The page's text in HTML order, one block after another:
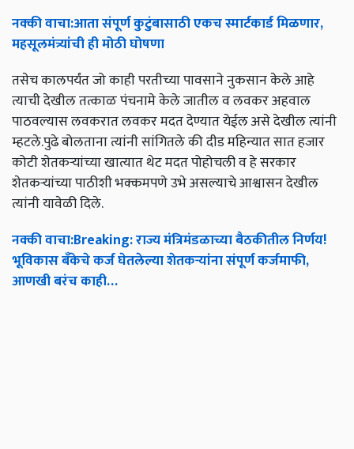
नक्कीवाचा:आतासंपूर्णकुटुंबासाठीएकचस्मार्टकार्डमिळणार,
महसूलमंत्र्यांचीहीमोठीघोषणा
तसेच कालपर्यंत जो काही परतीच्या पावसाने नुकसान केले आहे
त्याची देखील तत्काळ पंचनामे केले जातील व लवकर अहवाल
पाठवल्यास लवकरात लवकर मदत देण्यात येईल असे देखील त्यांनी
म्हटले.पुढे बोलताना त्यांनी सांगितले की दीड महिन्यात सात हजार
कोटी शेतकऱ्यांच्या खात्यात थेट मदत पोहोचली व हे सरकार
शेतकऱ्यांच्या पाठीशी भक्कमपणे उभे असल्याचे आश्वासन देखील
त्यांनी यावेळी दिले.
नक्कीवाचा:Breaking:राज्यमंत्रिमंडळाच्याबैठकीतीलनिर्णय!
भूविकासबँकेचेकर्जघेतलेल्याशेतकऱ्यांनासंपूर्णकर्जमाफी,
आणखीबरंचकाही…